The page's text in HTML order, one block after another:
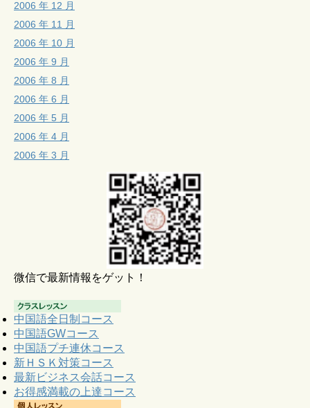
2006 年 12 月
2006 年 11 月
2006 年 10 月
2006 年 9 月
2006 年 8 月
2006 年 6 月
2006 年 5 月
2006 年 4 月
2006 年 3 月
微信で最新情報をゲット！
中国語全日制コース
中国語GWコース
中国語プチ連休コース
新ＨＳＫ対策コース
最新ビジネス会話コース
お得感満載の上達コース